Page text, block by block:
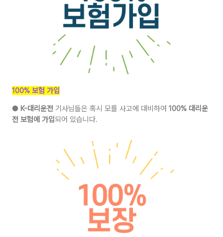
100% 보험 가입
● K-대리운전 기사님들은 혹시 모를 사고에 대비하여 100% 대리운
전 보험에 가입되어 있습니다.